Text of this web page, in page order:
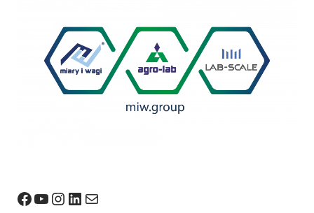
Facebook
YouTube
Instagram
LinkedIn
Mail